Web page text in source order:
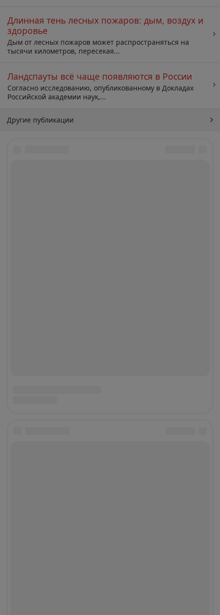
Длинная тень лесных пожаров: дым, воздух и
здоровье
Дым от лесных пожаров может распространяться на
тысячи километров, пересекая...
Ландспауты всё чаще появляются в России
Согласно исследованию, опубликованному в Докладах
Российской академии наук,...
Другие публикации